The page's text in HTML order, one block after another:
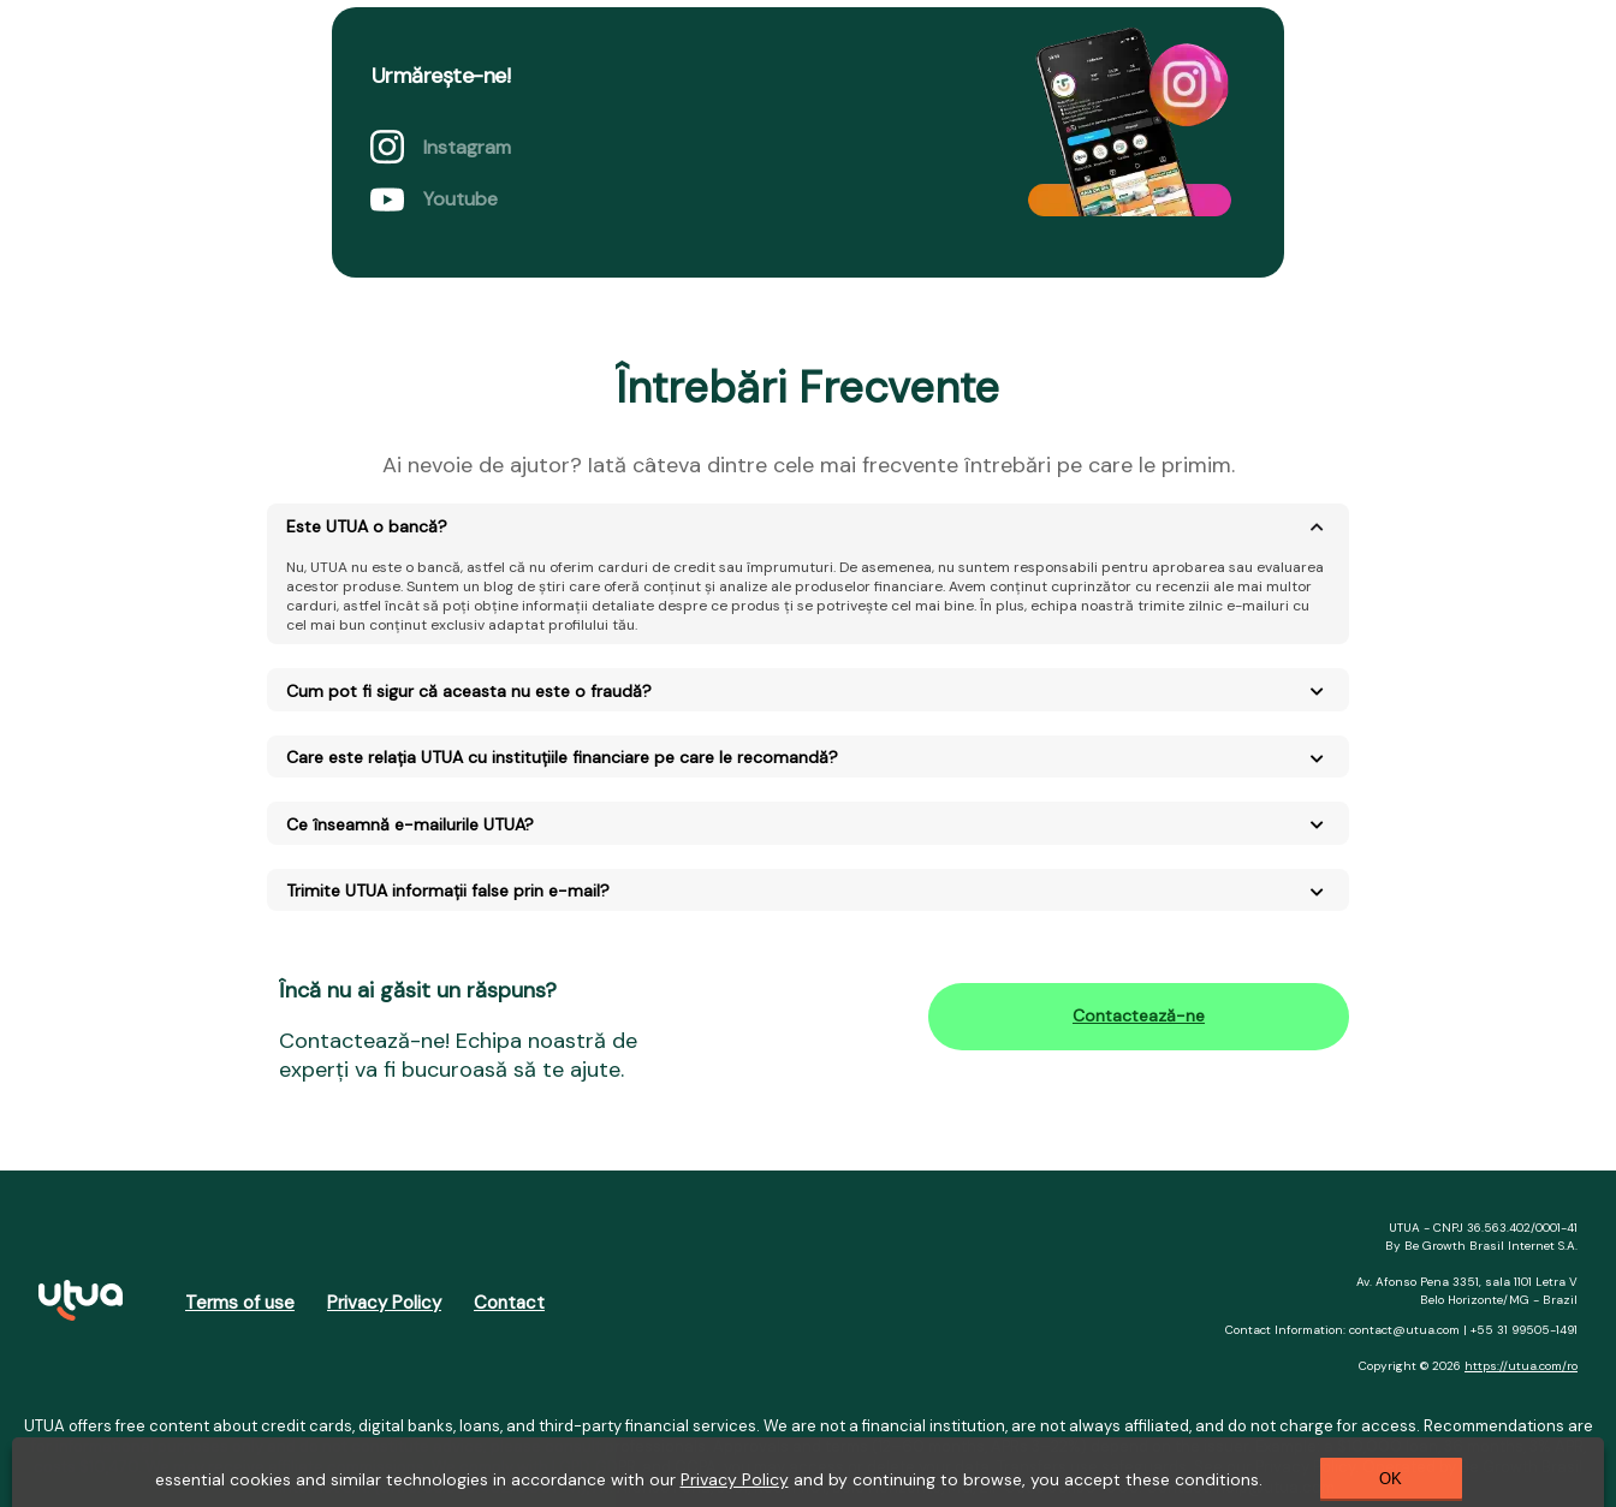
Urmărește-ne!
Instagram
Youtube
Întrebări Frecvente
Ai nevoie de ajutor? Iată câteva dintre cele mai frecvente întrebări pe care le primim.
Este UTUA o bancă?
Nu, UTUA nu este o bancă, astfel că nu oferim carduri de credit sau împrumuturi. De asemenea, nu suntem responsabili pentru aprobarea sau evaluarea
acestor produse. Suntem un blog de știri care oferă conținut și analize ale produselor financiare. Avem conținut cuprinzător cu recenzii ale mai multor
carduri, astfel încât să poți obține informații detaliate despre ce produs ți se potrivește cel mai bine. În plus, echipa noastră trimite zilnic e-mailuri cu
cel mai bun conținut exclusiv adaptat profilului tău.
Cum pot fi sigur că aceasta nu este o fraudă?
Care este relația UTUA cu instituțiile financiare pe care le recomandă?
Ce înseamnă e-mailurile UTUA?
Trimite UTUA informații false prin e-mail?
Încă nu ai găsit un răspuns?
Contactează-ne! Echipa noastră de
experți va fi bucuroasă să te ajute.
Contactează-ne
Terms of use Privacy Policy Contact
UTUA - CNPJ 36.563.402/0001-41
By Be Growth Brasil Internet S.A.
Av. Afonso Pena 3351, sala 1101 Letra V
Belo Horizonte/MG - Brazil
Contact Information: contact@utua.com | +55 31 99505-1491
Copyright © 2026 https://utua.com/ro
UTUA offers free content about credit cards, digital banks, loans, and third-party financial services. We are not a financial institution, are not always affiliated, and do not charge for access. Recommendations are
Internet S.A. (CNPJ: 36.563.402/0001-41), Av. Afonso Pena, 3351, Room 1101, Belo Horizonte, MG, ZIP Code 30.130-008. Contact: help@utua.com.
essential cookies and similar technologies in accordance with our Privacy Policyand by continuing to browse, you accept these conditions. OK